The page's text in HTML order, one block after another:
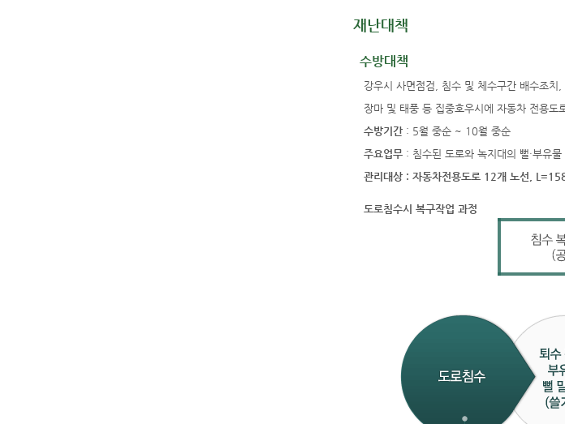
재난대책
수방대책
강우시 사면점검, 침수 및 체수구간 배수조치
장마 및 태풍 등 집중호우시에 자동차 전용도
수방기간 : 5월 중순 ~ 10월 중순
주요업무 : 침수된 도로와 녹지대의 뻘·부유
관리대상 : 자동차전용도로 12개 노선,
도로침수시 복구작업 과정